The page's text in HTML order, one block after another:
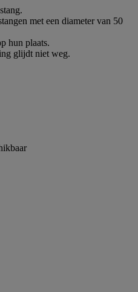
met een diameter van 50
hun plaats.
glijdt niet weg.